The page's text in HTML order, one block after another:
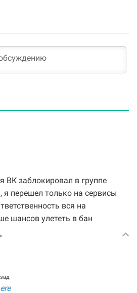
ВК заблокировал в группе
я перешел только на сервисы
вся на
шансов улететь в бан